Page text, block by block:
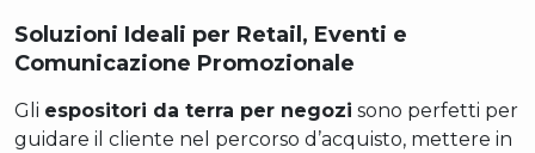
Soluzioni Ideali per Retail, Eventi e
Comunicazione Promozionale
Gli espositori da terra per negozi sono perfetti per
guidare il cliente nel percorso d’acquisto, mettere in